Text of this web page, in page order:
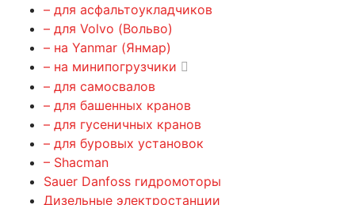
– для асфальтоукладчиков
– для Volvo (Вольво)
– на Yanmar (Янмар)
– на минипогрузчики
– для самосвалов
– для башенных кранов
– для гусеничных кранов
– для буровых установок
– Shacman
Sauer Danfoss гидромоторы
Дизельные электростанции